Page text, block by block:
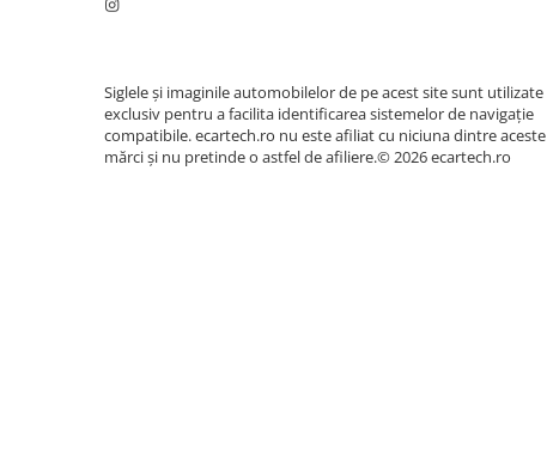
Suport Telefon
Senzori Parcare
Electrice auto
Siglele și imaginile automobilelor de pe acest site sunt utilizate
exclusiv pentru a facilita identificarea sistemelor de navigație
compatibile. ecartech.ro nu este afiliat cu niciuna dintre aceste
mărci și nu pretinde o astfel de afiliere.© 2026 ecartech.ro